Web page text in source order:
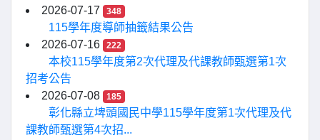
2026-07-17
348
115學年度導師抽籤結果公告
2026-07-16
222
本校115學年度第2次代理及代課教師甄選第1次
招考公告
2026-07-08
185
彰化縣立埤頭國民中學115學年度第1次代理及代
課教師甄選第4次招...